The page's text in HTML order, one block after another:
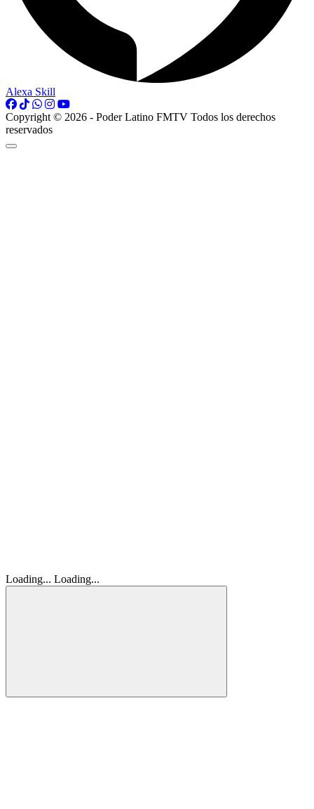
Alexa Skill
Copyright © 2026 - Poder Latino FMTV Todos los derechos
reservados
Loading... Loading...